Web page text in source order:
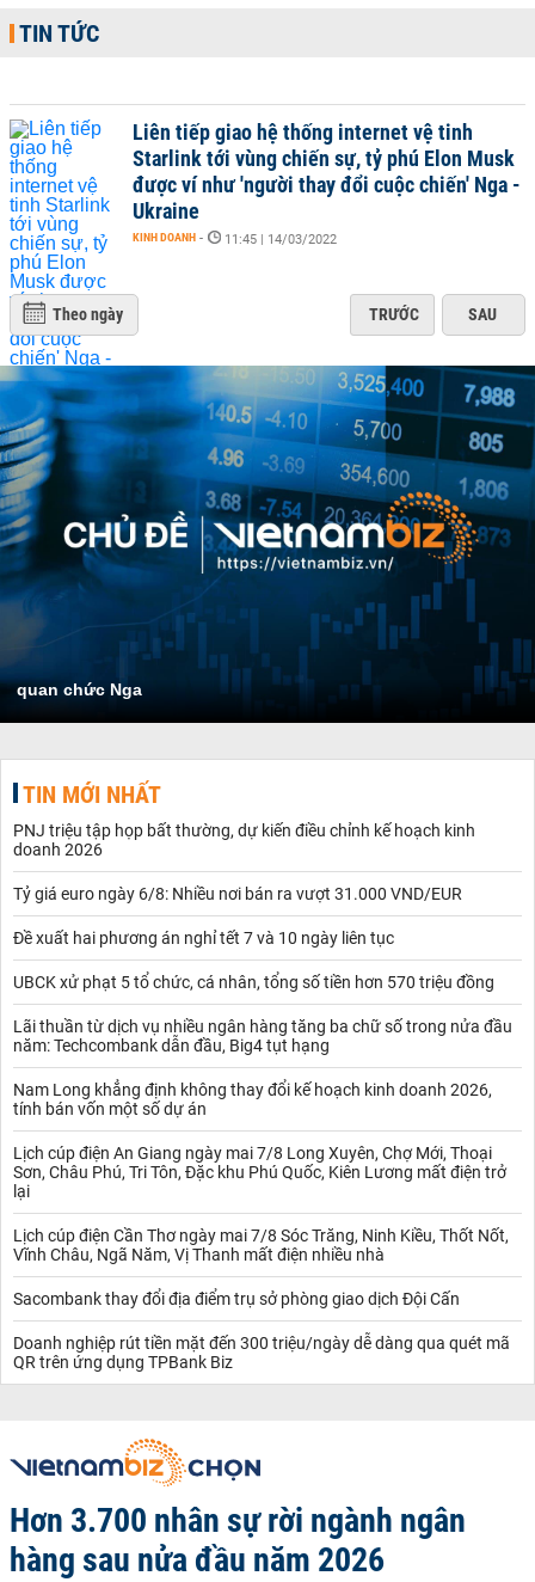
TIN TỨC
Liên tiếp giao hệ thống internet vệ tinh
Starlink tới vùng chiến sự, tỷ phú Elon Musk
được ví như 'người thay đổi cuộc chiến' Nga -
Ukraine
KINH DOANH - 11:45 | 14/03/2022
Theo ngày TRƯỚC SAU
quan chức Nga
TIN MỚI NHẤT
PNJ triệu tập họp bất thường, dự kiến điều chỉnh kế hoạch kinh
doanh 2026
Tỷ giá euro ngày 6/8: Nhiều nơi bán ra vượt 31.000 VND/EUR
Đề xuất hai phương án nghỉ tết 7 và 10 ngày liên tục
UBCK xử phạt 5 tổ chức, cá nhân, tổng số tiền hơn 570 triệu đồng
Lãi thuần từ dịch vụ nhiều ngân hàng tăng ba chữ số trong nửa đầu
năm: Techcombank dẫn đầu, Big4 tụt hạng
Nam Long khẳng định không thay đổi kế hoạch kinh doanh 2026,
tính bán vốn một số dự án
Lịch cúp điện An Giang ngày mai 7/8 Long Xuyên, Chợ Mới, Thoại
Sơn, Châu Phú, Tri Tôn, Đặc khu Phú Quốc, Kiên Lương mất điện trở
lại
Lịch cúp điện Cần Thơ ngày mai 7/8 Sóc Trăng, Ninh Kiều, Thốt Nốt,
Vĩnh Châu, Ngã Năm, Vị Thanh mất điện nhiều nhà
Sacombank thay đổi địa điểm trụ sở phòng giao dịch Đội Cấn
Doanh nghiệp rút tiền mặt đến 300 triệu/ngày dễ dàng qua quét mã
QR trên ứng dụng TPBank Biz
Hơn 3.700 nhân sự rời ngành ngân
hàng sau nửa đầu năm 2026